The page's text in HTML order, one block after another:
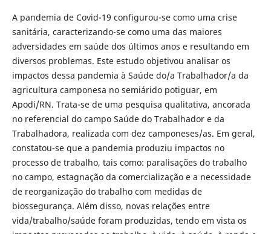
A pandemia de Covid-19 configurou-se como uma crise
sanitária, caracterizando-se como uma das maiores
adversidades em saúde dos últimos anos e resultando em
diversos problemas. Este estudo objetivou analisar os
impactos dessa pandemia à Saúde do/a Trabalhador/a da
agricultura camponesa no semiárido potiguar, em
Apodi/RN. Trata-se de uma pesquisa qualitativa, ancorada
no referencial do campo Saúde do Trabalhador e da
Trabalhadora, realizada com dez camponeses/as. Em geral,
constatou-se que a pandemia produziu impactos no
processo de trabalho, tais como: paralisações do trabalho
no campo, estagnação da comercialização e a necessidade
de reorganização do trabalho com medidas de
biossegurança. Além disso, novas relações entre
vida/trabalho/saúde foram produzidas, tendo em vista os